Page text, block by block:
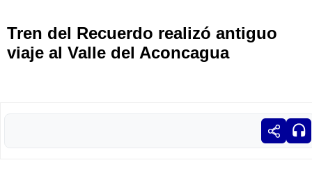
Tren del Recuerdo realizó antiguo
viaje al Valle del Aconcagua